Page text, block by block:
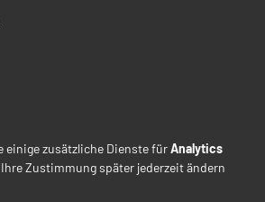
einige zusätzliche Dienste fürAnalytics
Zustimmung später jederzeit ändern